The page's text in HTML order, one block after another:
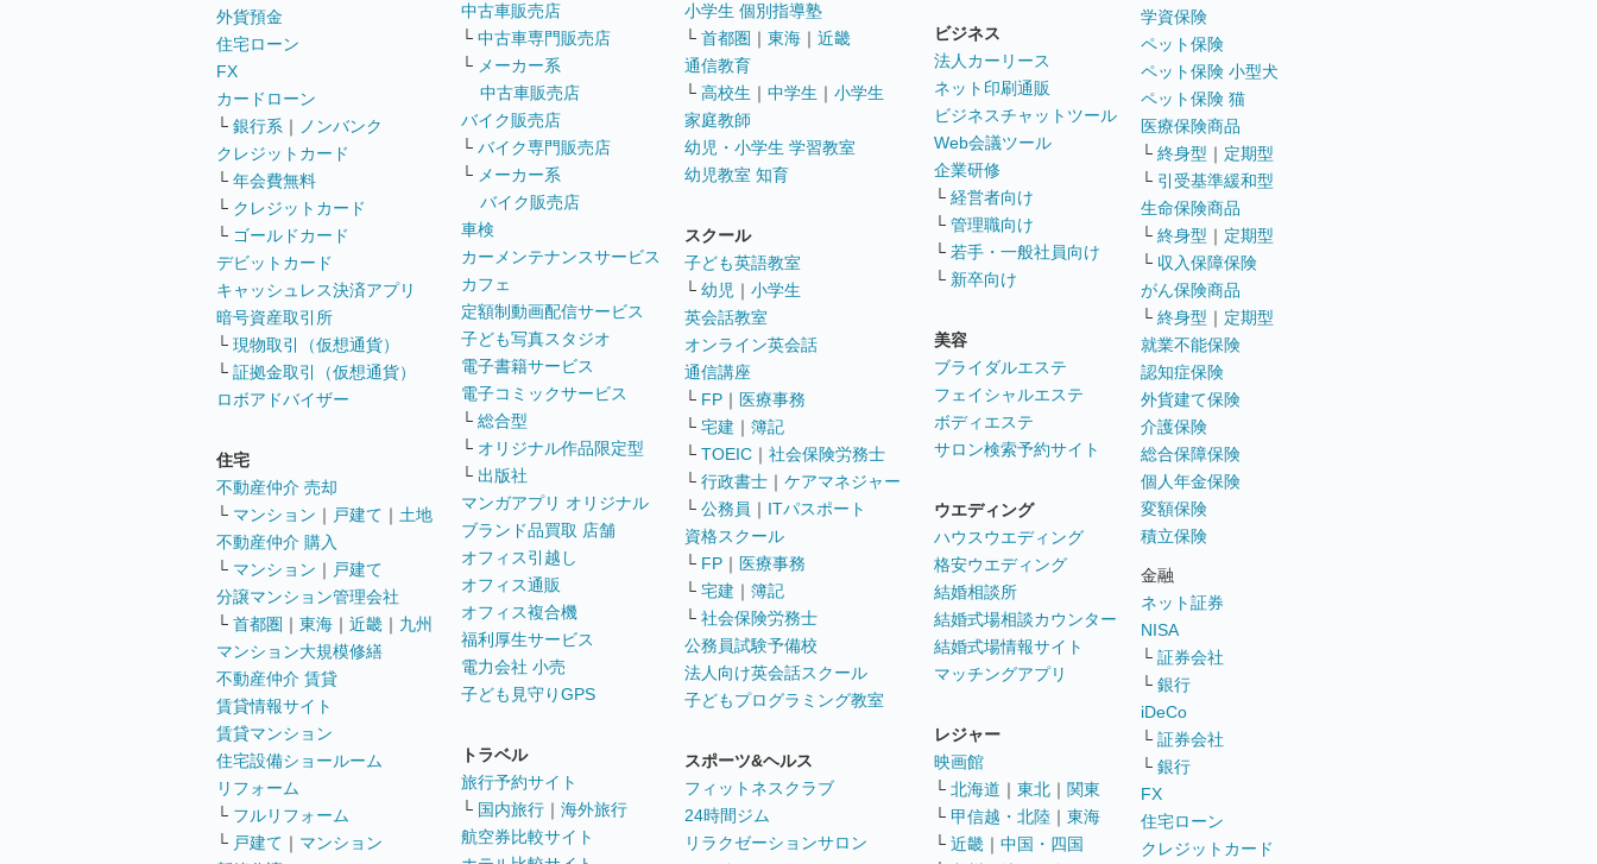
外貨預金
住宅ローン
FX
カードローン
└ 銀行系 ｜
ノンバンク
クレジットカード
└ 年会費無料
└ クレジットカード
└ ゴールドカード
デビットカード
キャッシュレス決済アプリ
暗号資産取引所
└ 現物取引（仮想通貨）
└ 証拠金取引（仮想通貨）
ロボアドバイザー
住宅
不動産仲介 売却
└ マンション ｜ 戸建て ｜ 土地
不動産仲介 購入
└ マンション ｜ 戸建て
分譲マンション管理会社
└ 首都圏 ｜ 東海 ｜ 近畿 ｜ 九州
マンション大規模修繕
不動産仲介 賃貸
賃貸情報サイト
賃貸マンション
住宅設備ショールーム
リフォーム
└ フルリフォーム
└ 戸建て ｜ マンション
中古車販売店
└ 中古車専門販売店
└ メーカー系
中古車販売店
バイク販売店
└ バイク専門販売店
└ メーカー系
バイク販売店
車検
カーメンテナンスサービス
カフェ
定額制動画配信サービス
子ども写真スタジオ
電子書籍サービス
電子コミックサービス
└ 総合型
└ オリジナル作品限定型
└ 出版社
マンガアプリ オリジナル
ブランド品買取 店舗
オフィス引越し
オフィス通販
オフィス複合機
福利厚生サービス
電力会社 小売
子ども見守りGPS
トラベル
旅行予約サイト
└ 国内旅行 ｜ 海外旅行
航空券比較サイト
小学生 個別指導塾
└ 首都圏 ｜ 東海 ｜ 近畿
通信教育
└ 高校生 ｜ 中学生 ｜ 小学生
家庭教師
幼児・小学生 学習教室
幼児教室 知育
スクール
子ども英語教室
└ 幼児 ｜ 小学生
英会話教室
オンライン英会話
通信講座
└ FP ｜ 医療事務
└ 宅建 ｜ 簿記
└ TOEIC ｜ 社会保険労務士
└ 行政書士 ｜ ケアマネジャー
└ 公務員 ｜ ITパスポート
資格スクール
└ FP ｜ 医療事務
└ 宅建 ｜ 簿記
└ 社会保険労務士
公務員試験予備校
法人向け英会話スクール
子どもプログラミング教室
スポーツ&ヘルス
フィットネスクラブ
24時間ジム
リラクゼーションサロン
ビジネス
法人カーリース
ネット印刷通販
ビジネスチャットツール
Web会議ツール
企業研修
└ 経営者向け
└ 管理職向け
└ 若手・一般社員向け
└ 新卒向け
美容
ブライダルエステ
フェイシャルエステ
ボディエステ
サロン検索予約サイト
ウエディング
ハウスウエディング
格安ウエディング
結婚相談所
結婚式場相談カウンター
結婚式場情報サイト
マッチングアプリ
レジャー
映画館
└ 北海道 ｜ 東北 ｜ 関東
└ 甲信越・北陸 ｜ 東海
└ 近畿 ｜ 中国・四国
学資保険
ペット保険
ペット保険 小型犬
ペット保険 猫
医療保険商品
└ 終身型 ｜ 定期型
└ 引受基準緩和型
生命保険商品
└ 終身型 ｜ 定期型
└ 収入保障保険
がん保険商品
└ 終身型 ｜ 定期型
就業不能保険
認知症保険
外貨建て保険
介護保険
総合保障保険
個人年金保険
変額保険
積立保険
金融
ネット証券
NISA
└ 証券会社
└ 銀行
iDeCo
└ 証券会社
└ 銀行
FX
住宅ローン
クレジットカード